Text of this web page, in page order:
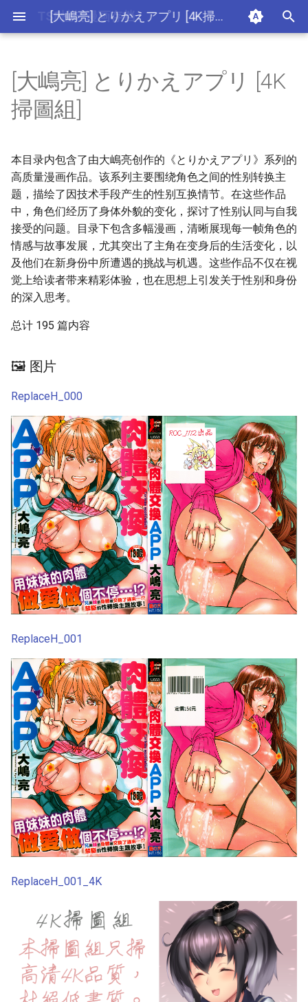
TSF性转漫画存档
入
以
开
搜
索
1679064-[Marneko] TS Tights
(Nyotaika Naburi!!) [Chinese]
1699264-[Tom Reynolds]一个
人的时候（K记翻译）
TSFのF_森あいり_妹えくす
ちぇんじ_TSFのFのほん_そ
[伊佐美ノゾミ] 兄妹リプレイ
ス [中国翻訳]
イス [中国翻訳]
[伊佐美ノゾミ] 兄妹リプ
🖼️ 图片
[幾夜大黒堂] 性転換して自分
自身とHしたい! [Chinese]
[幾夜大黒堂] 性転換教室 [中
国翻訳]
[新堂エル] TSF_物語【琉璃神
社汉化】
神社汉化】
[新堂エル] TSF_物語【琉
おりもとみまな_性なる嘘つ
き_おりもとみまな『チェン
[おりもとみまな] 性なる嘘
つき おりもとみまな『チ
ェンジH』短編集 [中国翻
訳]
[おりもとみまな] 性なる
アシオミマサト_D_Medal_無
邪気漢化組MJK_16_D300
アンソロジー_性転換アンソ
ロジーコミックスⅠ_满手汉化
ソロジーコミックスⅠ [满手
汉化]
[アンソロジー] 性転換ア
アンソロジー_性転換アンソ
ロジーコミックスⅡ_满手汉化
ソロジーコミックスⅡ [满
手汉化]
[アンソロジー] 性転換ア
妹妹角色变换[Chinese] [熊崎
玉子汉化组] [Digital]
幽体の魔法陣1_变百
谷口さん_おんなのこ遊戯～
TSF_catalog～_中国翻訳
～TSF catalog～ [中国翻
訳]
[谷口さん] おんなのこ遊
非限制级 不可解的我的一切
第01卷附录
第02卷附录
第10话
第11话
第15话
第16话
第17话
第18话
第19话
第1话
第20话
第22话
第23话
第24话
第25话
第26话
第27话
第2话
第3话
第4话
别当欧尼酱啦
别当欧尼酱啦
[1-82]_别当欧尼酱啦_part2
[1-82]_别当欧尼酱啦_part3
[1-82]_别当欧尼酱啦_part4
[1-82]_别当欧尼酱啦_part5
愚人节特别篇（2）
特别篇2
特别篇3
特别篇
性转换后才知道的保健体
育 小西真冬
性转换后才知道的保健体
41224 64703
41224 76968
41224 85211
41224 85514
我生错性别了！：日本漫
画家的变性之路 小西真冬
我生错性别了！：日本漫
Srs 10
Srs 11
Srs 12
Srs 13
Srs 17
Srs 18
Srs 19
Srs 2
Srs 20
Srs 3
Srs 4
Srs 6
Srs 7
Srs 8
Srs 9
[大嶋亮] とりかえアプリ [4K
掃圖組]
本目录内包含了由大嶋亮创作的《とりかえアプリ》系列的
高质量漫画作品。该系列主要围绕角色之间的性别转换主
题，描绘了因技术手段产生的性别互换情节。在这些作品
中，角色们经历了身体外貌的变化，探讨了性别认同与自我
接受的问题。目录下包含多幅漫画，清晰展现每一帧角色的
情感与故事发展，尤其突出了主角在变身后的生活变化，以
及他们在新身份中所遭遇的挑战与机遇。这些作品不仅在视
觉上给读者带来精彩体验，也在思想上引发关于性别和身份
的深入思考。
总计 195 篇内容
🖼️ 图片
ReplaceH_000
ReplaceH_001
ReplaceH_001_4K